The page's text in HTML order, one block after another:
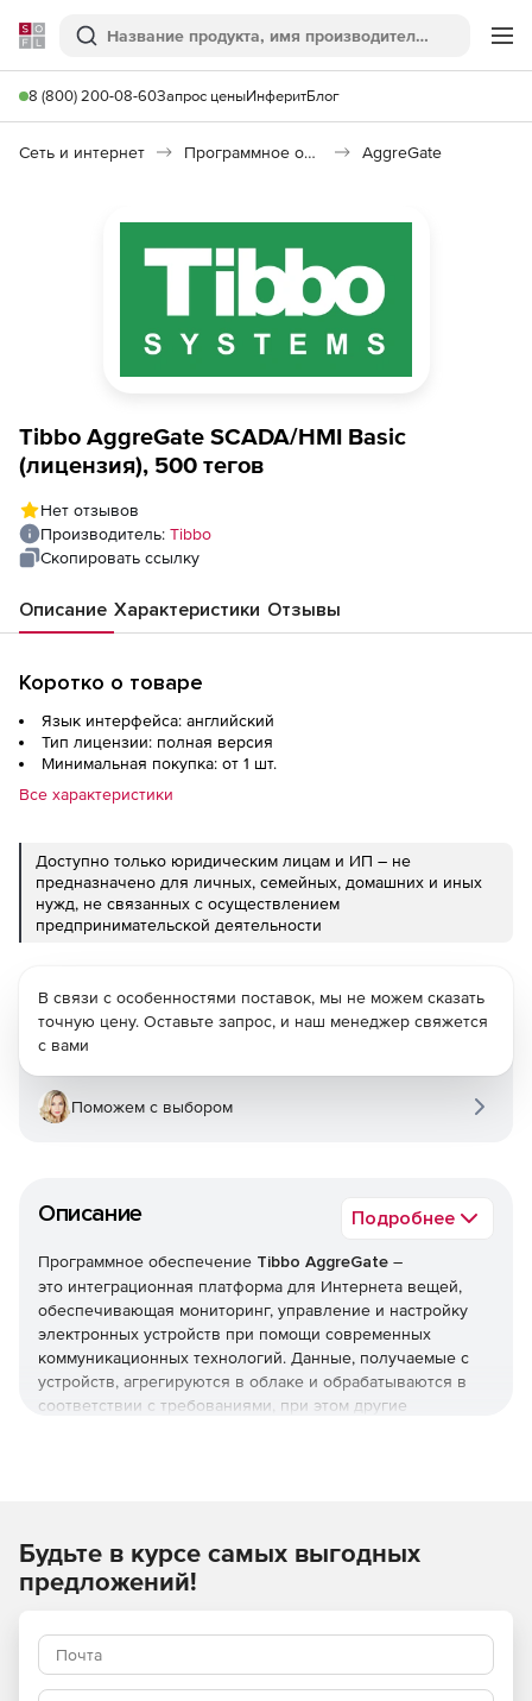
Softline
Поиск
8 (800) 200-08-60Запрос ценыИнферитБлог
Сеть и интернет Программное обеспечение для интернета вещей AggreGate
Tibbo AggreGate SCADA/HMI Basic
(лицензия), 500 тегов
Нет отзывов
Производитель: Tibbo
Скопировать ссылку
Описание Характеристики Отзывы
Коротко о товаре
Язык интерфейса: английский
Тип лицензии: полная версия
Минимальная покупка: от 1 шт.
Все характеристики
Доступно только юридическим лицам и ИП – не
предназначено для личных, семейных, домашних и иных
нужд, не связанных с осуществлением
предпринимательской деятельности
Описание Подробнее
Программное обеспечение Tibbo AggreGate –
это интеграционная платформа для Интернета вещей,
обеспечивающая мониторинг, управление и настройку
электронных устройств при помощи современных
коммуникационных технологий. Данные, получаемые с
устройств, агрегируются в облаке и обрабатываются в
соответствии с требованиями, при этом другие
данных и интеграции с другими системами предприятия
через API с открытыми исходными кодами. Базовые
компоненты основаны на технологии Java и могут
платформе и операционной системе.
Готовые решения, основанные на платформе AggreGate,
В связи с особенностями поставок, мы не можем сказать
точную цену. Оставьте запрос, и наш менеджер свяжется
с вами
Поможем с выбором
Будьте в курсе самых выгодных
предложений!